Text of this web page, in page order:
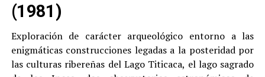
(1981)
Exploración de carácter arqueológico entorno a las
enigmáticas construcciones legadas a la posteridad por
las culturas ribereñas del Lago Titicaca, el lago sagrado